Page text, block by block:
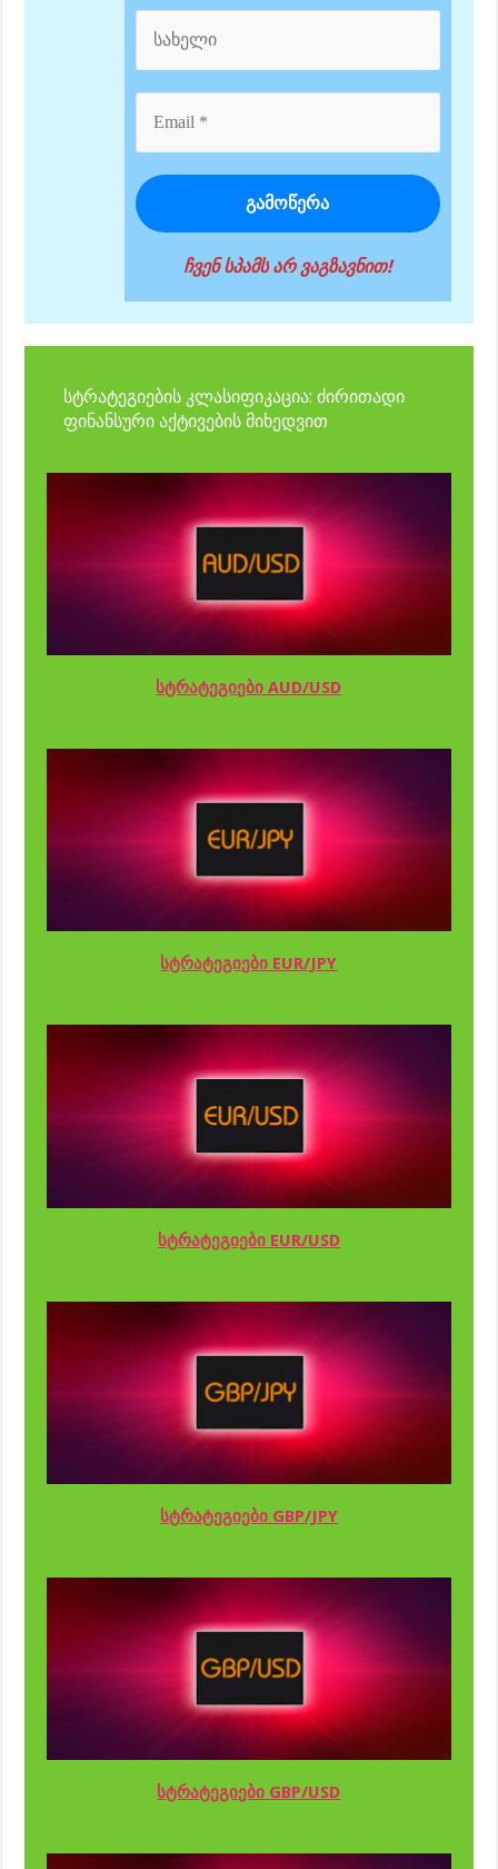
ჩვენ სპამს არ ვაგზავნით!
სტრატეგიების კლასიფიკაცია: ძირითადი
ფინანსური აქტივების მიხედვით
სტრატეგიები AUD/USD
სტრატეგიები EUR/JPY
სტრატეგიები EUR/USD
სტრატეგიები GBP/JPY
სტრატეგიები GBP/USD